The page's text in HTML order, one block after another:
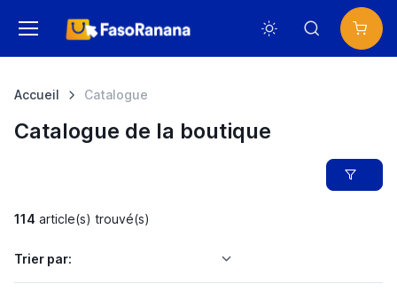
Accueil Catalogue
Catalogue de la boutique
114 article(s) trouvé(s)
Trier par: